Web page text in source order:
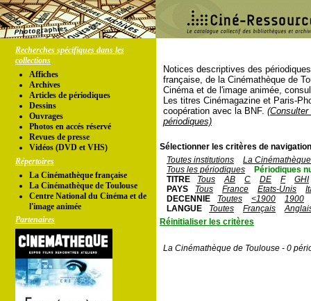
Recherches spécifiques dans les
collections
Affiches
Archives
Articles de périodiques
Dessins
Ouvrages
Photos en accés réservé
Revues de presse
Vidéos (DVD et VHS)
Répertoires
La Cinémathèque française
La Cinémathèque de Toulouse
Centre National du Cinéma et de
l'image animée
Partenaires
Notices descriptives des
française, de la Cinémathèque de
Cinéma et de l'image animée,
Les titres Cinémagazine et Paris-
coopération avec la BNF.
périodiques)
Sélectionner les critères de
Toutes institutions
La
Tous les périodiques
Périodiques
TITRE
Tous AB C DE F
GHI
PAYS
Tous France Etats-Unis
DECENNIE
Toutes <1900
1900
LANGUE
Toutes Français
Réinitialiser les critères
La Cinémathèque de Toulouse - 0